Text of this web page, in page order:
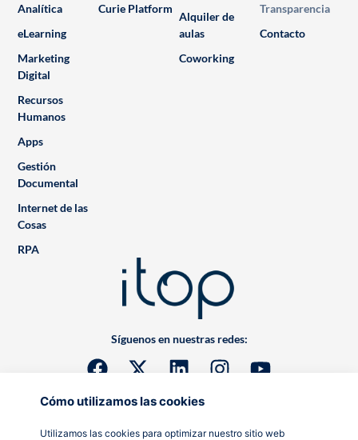
Cómo utilizamos las cookies
Utilizamos las cookies para optimizar nuestro sitio web
Síguenos en nuestras redes:
Analítica
eLearning
Marketing
Digital
Recursos
Humanos
Apps
Gestión
Documental
Internet de las
Cosas
RPA
Curie Platform
Alquiler de
aulas
Coworking
Transparencia
Contacto